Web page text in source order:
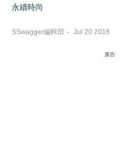
永續時尚
SSwagger編輯部 Jul 20 2018
廣告